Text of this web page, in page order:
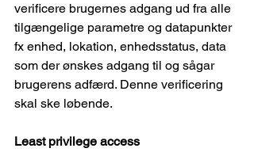
verificere brugernes adgang ud fra alle
tilgængelige parametre og datapunkter
fx enhed, lokation, enhedsstatus, data
som der ønskes adgang til og sågar
brugerens adfærd. Denne verificering
skal ske løbende.
Least privilege access